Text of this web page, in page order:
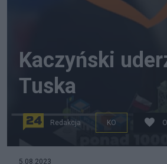
Kaczyński
Tuska
Redakcja KO
5.08.2023